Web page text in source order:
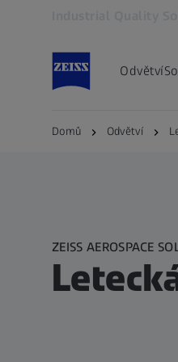
Odvětví
Domů Odvětví
ZEISS AEROSPACE